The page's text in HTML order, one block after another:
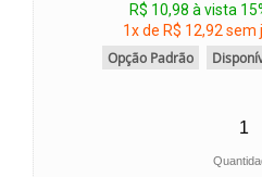
R$ 10,98 à vista
1x de R$ 12,92
Opção Padrão